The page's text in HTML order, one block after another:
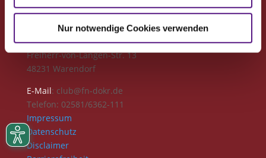
Nur notwendige Cookies verwenden
Kontakt
Deutsche Reiterliche Vereinigung
Bereich Pferdesport Deutschland Club
Freiherr-von-Langen-Str. 13
48231 Warendorf
E-Mail: club@fn-dokr.de
Telefon: 02581/6362-111
Impressum
Datenschutz
Disclaimer